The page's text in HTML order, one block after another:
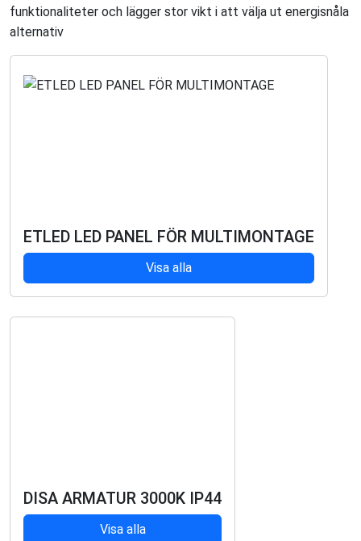
funktionaliteter och lägger stor vikt i att välja ut energisnåla
alternativ
ETLED LED PANEL FÖR MULTIMONTAGE
Visa alla
DISA ARMATUR 3000K IP44
Visa alla